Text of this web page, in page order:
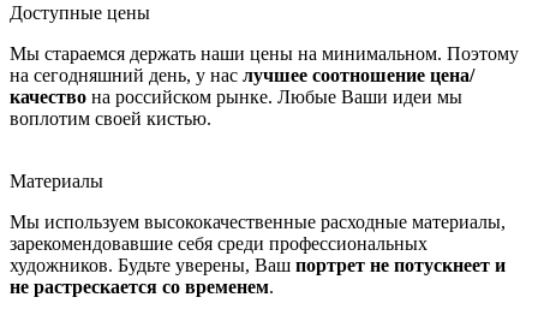
Доступные цены
Мы стараемся держать наши цены на минимальном. Поэтому
на сегодняшний день, у нас лучшее соотношение цена/
качество на российском рынке. Любые Ваши идеи мы
воплотим своей кистью.
Материалы
Мы используем высококачественные расходные материалы,
зарекомендовавшие себя среди профессиональных
художников. Будьте уверены, Ваш портрет не потускнеет и
не растрескается со временем.